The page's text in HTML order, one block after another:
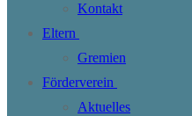
Kontakt
Eltern
Gremien
Förderverein
Aktuelles